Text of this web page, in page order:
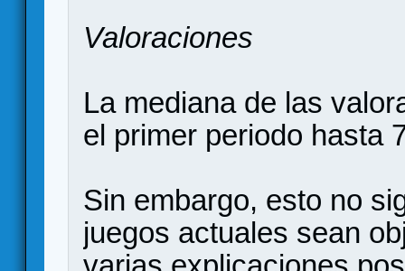
Valoraciones
La mediana de las
el primer periodo hasta
Sin embargo, esto no
juegos actuales sean